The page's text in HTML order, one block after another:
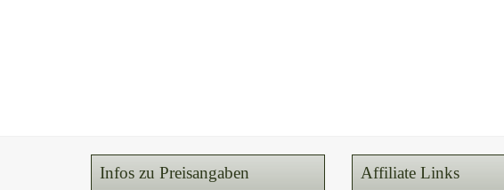
Infos zu Preisangaben Affiliate Links